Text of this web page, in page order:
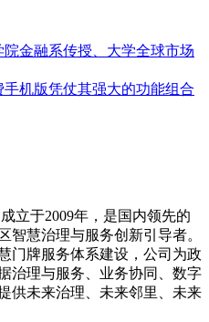
院金融系传授、大学全球市场
机版凭仗其强大的功能组合
立于2009年，是国内领先的
智慧治理与服务创新引导者。
门牌服务体系建设，公司为政
治理与服务、业务协同、数字
供未来治理、未来邻里、未来